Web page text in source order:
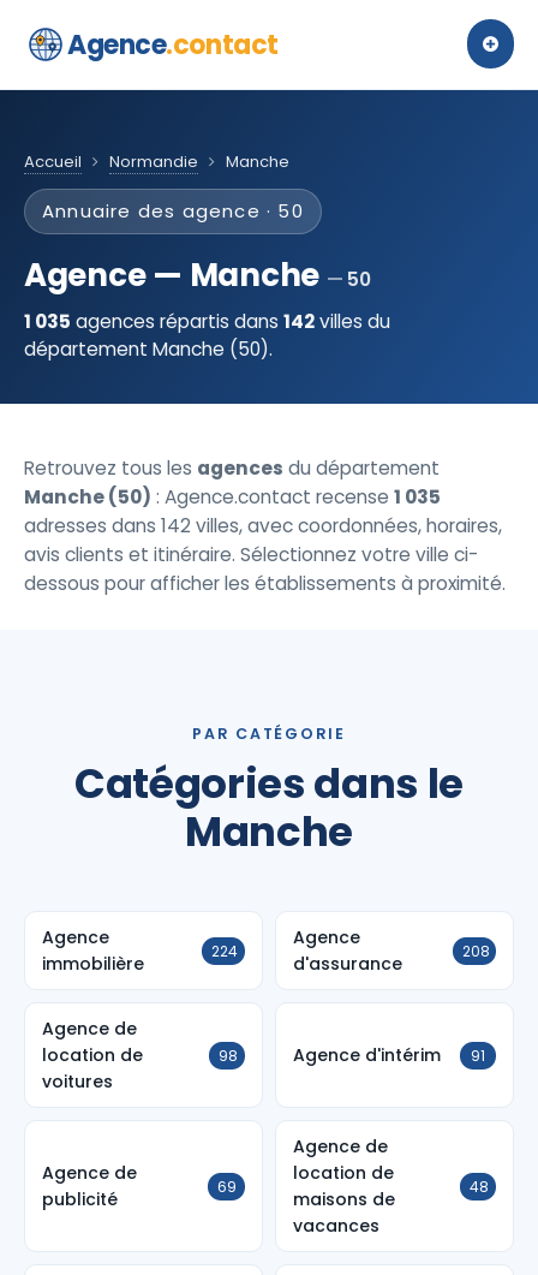
Agence.contact
Accueil Normandie Manche
Annuaire des agence · 50
Agence — Manche
50
1 035 agences répartis dans 142villes du
département Manche (50).
Retrouvez tous les agences du département
Manche (50) : Agence.contact recense 1 035
adresses dans 142 villes, avec coordonnées, horaires,
avis clients et itinéraire. Sélectionnez votre ville ci-
dessous pour afficher les établissements à proximité.
PAR CATÉGORIE
Catégories dans le
Manche
Agence
immobilière
224
Agence
d'assurance
208
Agence de
location de
voitures
98 Agence d'intérim 91
Agence de
publicité
69
Agence de
location de
maisons de
vacances
48